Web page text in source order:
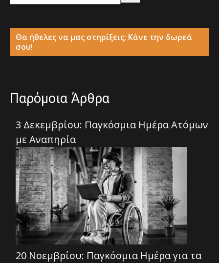
Θα ήθελες να μας στηρίξεις; Κάνε την δωρεά
σου!
Παρόμοια Άρθρα
3 Δεκεμβρίου: Παγκόσμια Ημέρα Ατόμων
με Αναπηρία
20 Νοεμβρίου: Παγκόσμια Ημέρα για τα